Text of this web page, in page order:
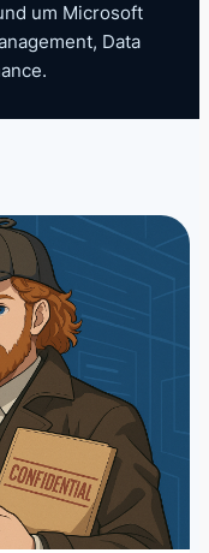
um Microsoft
Data